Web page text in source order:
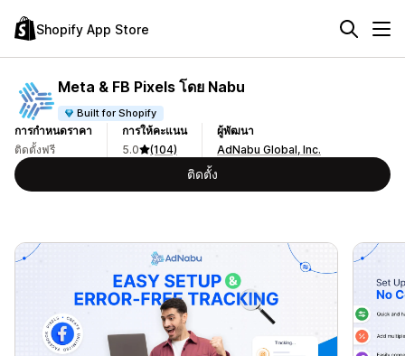
Shopify App Store
Meta & FB Pixels โดย Nabu
Built for Shopify
การกำหนดราคา
ติดตั้งฟรี
การให้คะแนน
5.0
(104)
ผู้พัฒนา
AdNabu Global, Inc.
ติดตั้ง